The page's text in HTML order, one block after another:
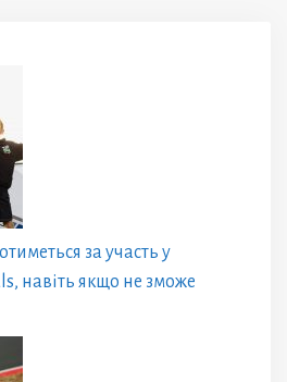
за участь у
навіть якщо не зможе